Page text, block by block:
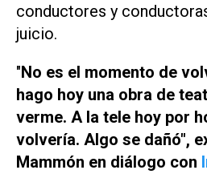
conductores y
juicio.
"No es el momento de
hago hoy una obra de
verme. A la tele hoy por
volvería. Algo se dañó",
Mammón en diálogo con